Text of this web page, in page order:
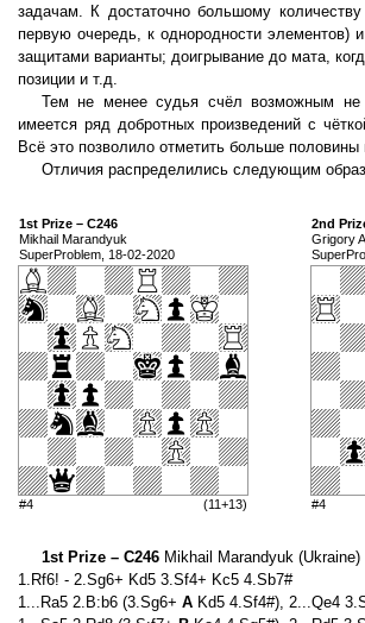
задачам. К достаточно большому
первую очередь, к однородности элементов)
защитами варианты; доигрывание до мата,
позиции и т.д.
Тем не менее судья счёл возможным не
имеется ряд добротных произведений с
Всё это позволило отметить больше половины
Отличия распределились следующим
1st Prize – C246
Mikhail Marandyuk
SuperProblem, 18-02-2020
#4 (11+13)
2nd
Grigory
#4
1st Prize – C246 Mikhail Marandyuk (Ukraine)
1.Rf6! - 2.Sg6+ Kd5 3.Sf4+ Kc5 4.Sb7#
1...Ra5 2.B:b6 (3.Sg6+ A Kd5 4.Sf4#), 2...Qe4